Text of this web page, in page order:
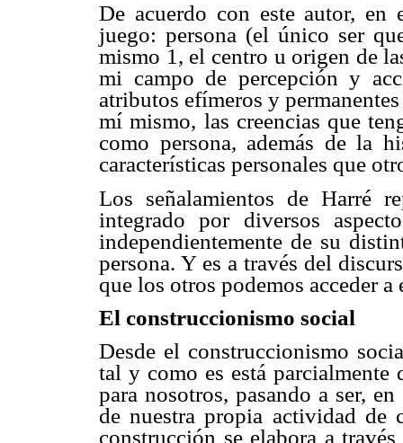
De acuerdo con este autor, en
juego: persona (el único ser
mismo 1, el centro u origen de
mi campo de percepción y
atributos efímeros y
mí mismo, las creencias que
como persona, además de la
características personales que
Los señalamientos de Harré
integrado por diversos
independientemente de su
persona. Y es a través del
que los otros podemos acceder a
El construccionismo social
Desde el construccionismo
tal y como es está
para nosotros, pasando a ser,
de nuestra propia actividad de
construcción se elabora a